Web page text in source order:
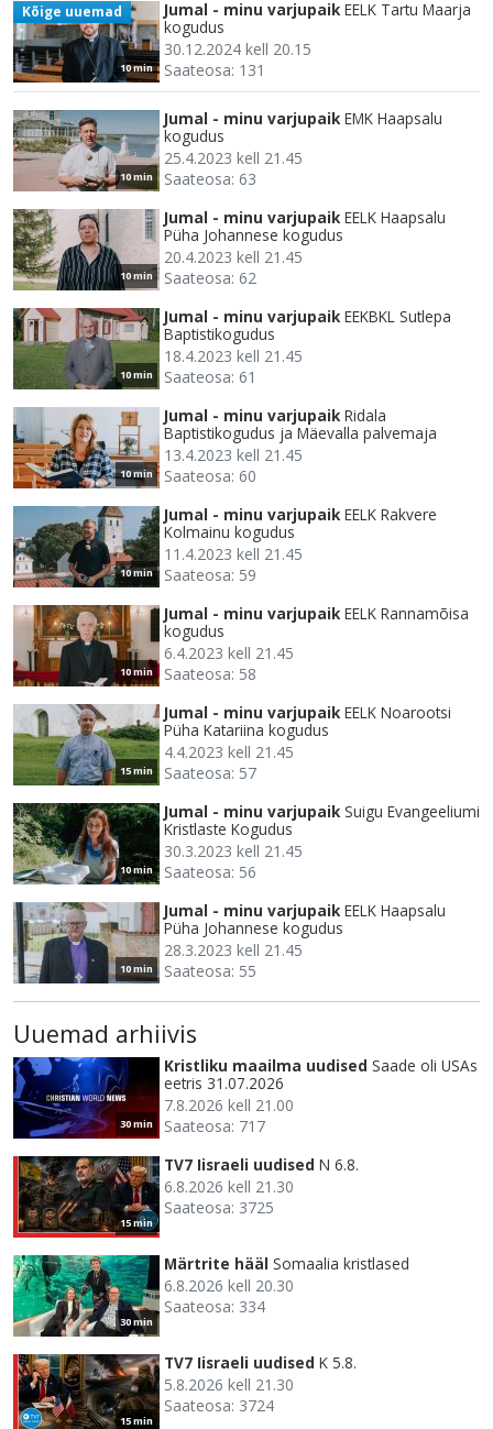
10 min
Kõige uuemad Jumal - minu varjupaik EELK Tartu Maarja
kogudus
30.12.2024 kell 20.15
Saateosa: 131
10 min
Jumal - minu varjupaik EMK Haapsalu
kogudus
25.4.2023 kell 21.45
Saateosa: 63
10 min
Jumal - minu varjupaik EELK Haapsalu
Püha Johannese kogudus
20.4.2023 kell 21.45
Saateosa: 62
10 min
Jumal - minu varjupaik EEKBKL Sutlepa
Baptistikogudus
18.4.2023 kell 21.45
Saateosa: 61
10 min
Jumal - minu varjupaik Ridala
Baptistikogudus ja Mäevalla palvemaja
13.4.2023 kell 21.45
Saateosa: 60
10 min
Jumal - minu varjupaik EELK Rakvere
Kolmainu kogudus
11.4.2023 kell 21.45
Saateosa: 59
10 min
Jumal - minu varjupaik EELK Rannamõisa
kogudus
6.4.2023 kell 21.45
Saateosa: 58
15 min
Jumal - minu varjupaik EELK Noarootsi
Püha Katariina kogudus
4.4.2023 kell 21.45
Saateosa: 57
10 min
Jumal - minu varjupaik Suigu Evangeeliumi
Kristlaste Kogudus
30.3.2023 kell 21.45
Saateosa: 56
10 min
Jumal - minu varjupaik EELK Haapsalu
Püha Johannese kogudus
28.3.2023 kell 21.45
Saateosa: 55
Uuemad arhiivis
30 min
Kristliku maailma uudised Saade oli USAs
eetris 31.07.2026
7.8.2026 kell 21.00
Saateosa: 717
15 min
TV7 Iisraeli uudised N 6.8.
6.8.2026 kell 21.30
Saateosa: 3725
30 min
Märtrite hääl Somaalia kristlased
6.8.2026 kell 20.30
Saateosa: 334
15 min
TV7 Iisraeli uudised K 5.8.
5.8.2026 kell 21.30
Saateosa: 3724